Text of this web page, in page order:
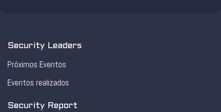
Security Leaders
Próximos Eventos
Eventos realizados
Security Report